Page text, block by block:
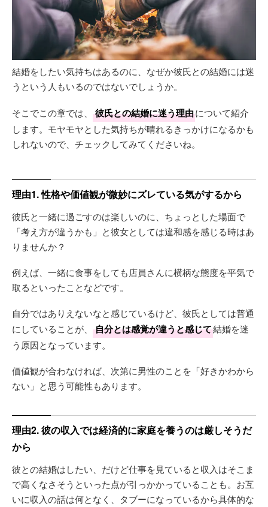
結婚をしたい気持ちはあるのに、なぜか彼氏との結婚には迷
うという人もいるのではないでしょうか。
そこでこの章では、 彼氏との結婚に迷う理由について紹介
します。モヤモヤとした気持ちが晴れるきっかけになるかも
しれないので、チェックしてみてくださいね。
理由1. 性格や価値観が微妙にズレている気がするから
彼氏と一緒に過ごすのは楽しいのに、ちょっとした場面で
「考え方が違うかも」と彼女としては違和感を感じる時はあ
りませんか？
例えば、一緒に食事をしても店員さんに横柄な態度を平気で
取るといったことなどです。
自分ではありえないなと感じているけど、彼氏としては普通
にしていることが、
自分とは感覚が違うと感じて結婚を迷
う原因となっています。
価値観が合わなければ、次第に男性のことを「好きかわから
ない」と思う可能性もあります。
理由2. 彼の収入では経済的に家庭を養うのは厳しそうだ
から
彼との結婚はしたい、だけど仕事を見ていると収入はそこま
で高くなさそうといった点が引っかかっていることも。お互
いに収入の話は何となく、タブーになっているから具体的な